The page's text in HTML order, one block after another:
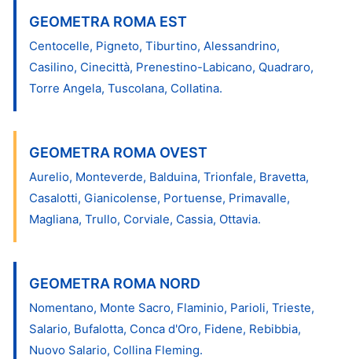
GEOMETRA ROMA EST
Centocelle, Pigneto, Tiburtino, Alessandrino,
Casilino, Cinecittà, Prenestino-Labicano, Quadraro,
Torre Angela, Tuscolana, Collatina.
GEOMETRA ROMA OVEST
Aurelio, Monteverde, Balduina, Trionfale, Bravetta,
Casalotti, Gianicolense, Portuense, Primavalle,
Magliana, Trullo, Corviale, Cassia, Ottavia.
GEOMETRA ROMA NORD
Nomentano, Monte Sacro, Flaminio, Parioli, Trieste,
Salario, Bufalotta, Conca d'Oro, Fidene, Rebibbia,
Nuovo Salario, Collina Fleming.